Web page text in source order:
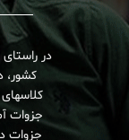
در
کشور،
جزوات
جزوات